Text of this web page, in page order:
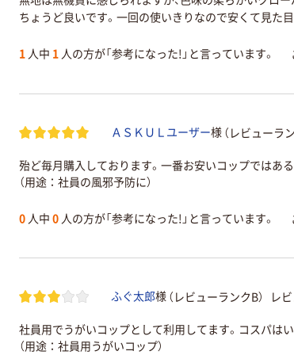
ちょうど良いです。一回の使いきりなので安くて見た
1 人中 1 人の方が「参考になった!」と言っています。
ＡＳＫＵＬユーザー様 （レビューラ
殆ど毎月購入しております。一番お安いコップではある
（用途：社員の風邪予防に）
0 人中 0 人の方が「参考になった!」と言っています。
ふぐ太郎様 （レビューランクB） レ
社員用でうがいコップとして利用してます。コスパは
（用途：社員用うがいコップ）